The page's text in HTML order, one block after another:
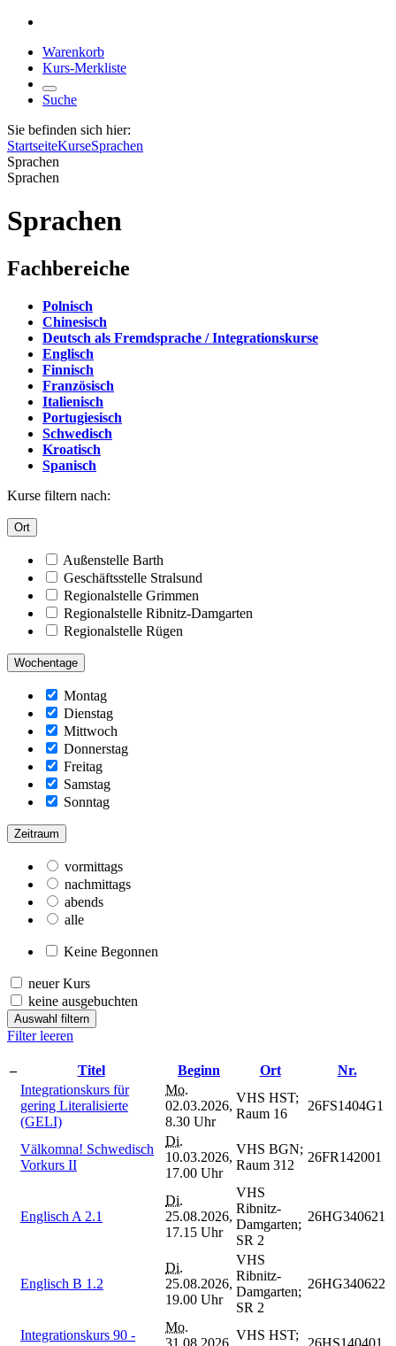
Warenkorb
Kurs-Merkliste
Suche
Sie befinden sich hier:
StartseiteKurseSprachen
Sprachen
Sprachen
Sprachen
Fachbereiche
Polnisch
Chinesisch
Deutsch als Fremdsprache / Integrationskurse
Englisch
Finnisch
Französisch
Italienisch
Portugiesisch
Schwedisch
Kroatisch
Spanisch
Kurse filtern nach:
Ort
Außenstelle Barth
Geschäftsstelle Stralsund
Regionalstelle Grimmen
Regionalstelle Ribnitz-Damgarten
Regionalstelle Rügen
Wochentage
Montag
Dienstag
Mittwoch
Donnerstag
Freitag
Samstag
Sonntag
Zeitraum
vormittags
nachmittags
abends
alle
Keine Begonnen
neuer Kurs
keine ausgebuchten
Auswahl filtern
Filter leeren
– Titel Beginn Ort
Nr.
Integrationskurs für
gering Literalisierte
(GELI)
Mo.
02.03.2026,
8.30 Uhr
VHS HST;
Raum 16
26FS1404G1
Välkomna! Schwedisch
Vorkurs II
Di.
10.03.2026,
17.00 Uhr
VHS BGN;
Raum 312
26FR142001
Englisch A 2.1
Di.
25.08.2026,
17.15 Uhr
VHS
Ribnitz-
Damgarten;
SR 2
26HG340621
Englisch B 1.2
Di.
25.08.2026,
19.00 Uhr
VHS
Ribnitz-
Damgarten;
SR 2
26HG340622
Integrationskurs 90 -
Mo.
31.08.2026,
VHS HST;
26HS140401